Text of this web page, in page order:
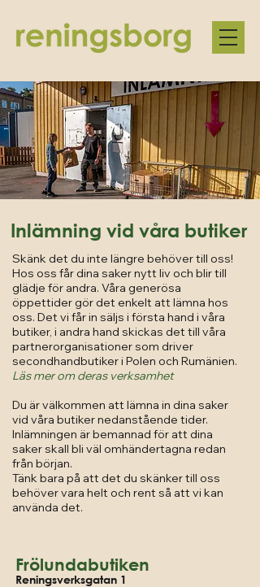
Inlämning vid våra butiker
Skänk det du inte längre behöver till oss!
Hos oss får dina saker nytt liv och blir till
glädje för andra. Våra generösa
öppettider gör det enkelt att lämna hos
oss. Det vi får in säljs i första hand i våra
butiker, i andra hand skickas det till våra
partnerorganisationer som driver
secondhandbutiker i Polen och Rumänien.
Läs mer om deras verksamhet
Du är välkommen att lämna in dina saker
vid våra butiker nedanstående tider.
Inlämningen är bemannad för att dina
saker skall bli väl omhändertagna redan
från början.
Tänk bara på att det du skänker till oss
behöver vara helt och rent så att vi kan
använda det.
Frölundabutiken
Reningsverksgatan 1